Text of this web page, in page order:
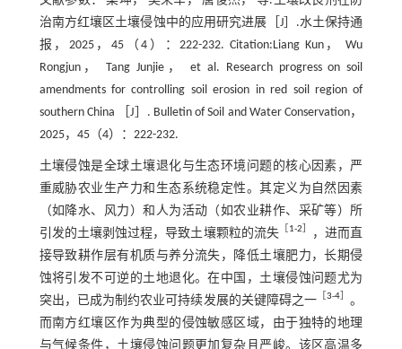
治南方红壤区土壤侵蚀中的应用研究进展［J］.水土保持通
报，2025，45（4）：222-232. Citation:Liang Kun， Wu
Rongjun， Tang Junjie， et al. Research progress on soil
amendments for controlling soil erosion in red soil region of
southern China ［J］. Bulletin of Soil and Water Conservation，
2025，45（4）：222-232.
土壤侵蚀是全球土壤退化与生态环境问题的核心因素，严
重威胁农业生产力和生态系统稳定性。其定义为自然因素
（如降水、风力）和人为活动（如农业耕作、采矿等）所
引发的土壤剥蚀过程，导致土壤颗粒的流失 ［1-2］
，进而直
接导致耕作层有机质与养分流失，降低土壤肥力，长期侵
蚀将引发不可逆的土地退化。在中国，土壤侵蚀问题尤为
突出，已成为制约农业可持续发展的关键障碍之一 ［3-4］ 。
而南方红壤区作为典型的侵蚀敏感区域，由于独特的地理
与气候条件，土壤侵蚀问题更加复杂且严峻。该区高温多